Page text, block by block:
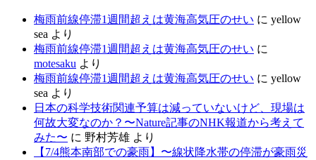
梅雨前線停滞1週間超えは黄海高気圧のせい に yellow
sea より
梅雨前線停滞1週間超えは黄海高気圧のせい に
motesaku より
梅雨前線停滞1週間超えは黄海高気圧のせい に yellow
sea より
日本の科学技術関連予算は減っていないけど、現場は
何故大変なのか？〜Nature記事のNHK報道から考えて
みた〜 に 野村芳雄 より
【7/4熊本南部での豪雨】〜線状降水帯の停滞が豪雨災